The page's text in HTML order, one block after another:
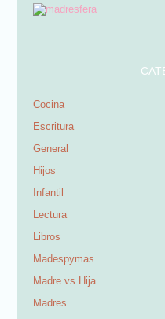
Cocina
Escritura
General
Hijos
Infantil
Lectura
Libros
Madespymas
Madre vs Hija
Madres